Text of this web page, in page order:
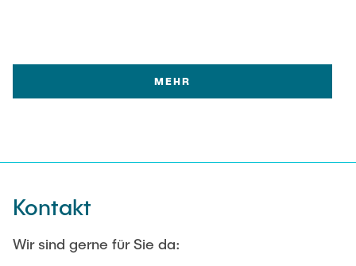
MEHR
Kontakt
Wir sind gerne für Sie da: